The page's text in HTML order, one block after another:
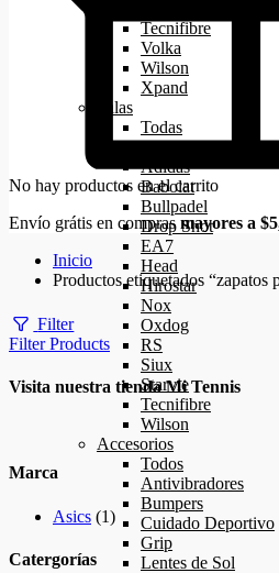
Tecnifibre
Volka
Wilson
Xpand
Palas
Todas
Aca
Adidas
Babolat
Bullpadel
Drop Shot
EA7
Head
Hirostar
Nox
Oxdog
RS
Siux
Starvie
Tecnifibre
Wilson
Accesorios
Todos
Antivibradores
Bumpers
Cuidado Deportivo
Grip
Lentes de Sol
No hay productos en el carrito
Envío grátis en comprasmayores a
Inicio
Productos etiquetados “zapatos
Filter
Filter Products
Visita nuestra tienda Mi Tennis
Marca
Asics (1)
Catergorías